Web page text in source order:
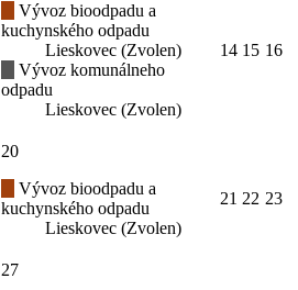
Vývoz bioodpadu a
kuchynského odpadu
Lieskovec (Zvolen)
Vývoz komunálneho
odpadu
Lieskovec (Zvolen)
14 15 16
20
Vývoz bioodpadu a
kuchynského odpadu
Lieskovec (Zvolen)
21 22 23
27